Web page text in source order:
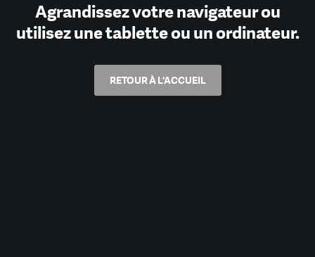
Agrandissez votre navigateur ou
utilisez une tablette ou un ordinateur.
RETOUR À L'ACCUEIL